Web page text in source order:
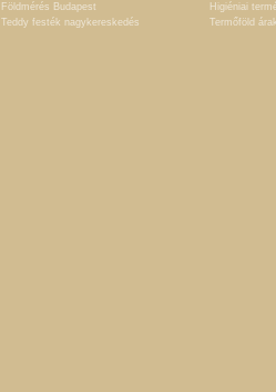
Földmérés Budapest
Higiéniai
Teddy festék nagykereskedés Termőföld